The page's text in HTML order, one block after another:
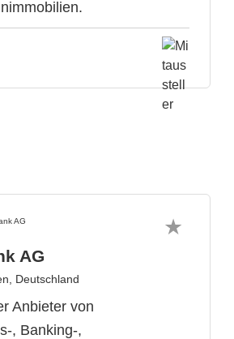
AG
Deutschland
Anbieter von
, Banking-,